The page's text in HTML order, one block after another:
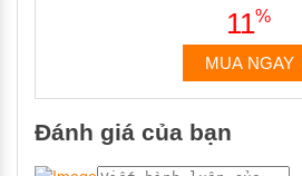
11%
MUA NGAY
Đánh giá của bạn